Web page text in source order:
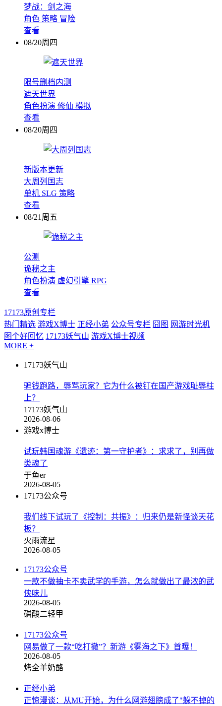
梦战：剑之海
角色 策略 冒险
查看
08/20周四
限号删档内测
遮天世界
角色扮演 修仙 模拟
查看
08/20周四
新版本更新
大周列国志
单机 SLG 策略
查看
08/21周五
公测
诡秘之主
角色扮演 虚幻引擎 RPG
查看
17173原创专栏
热门精选 游戏X博士 正经小弟 公众号专栏 囧图 网游时光机
图个好回忆 17173妖气山 游戏X博士视频
MORE +
17173妖气山
骗钱跑路，辱骂玩家？它为什么被钉在国产游戏耻辱柱
上？
17173妖气山
2026-08-06
游戏x博士
试玩韩国魂游《遗迹：第一守护者》：求求了，别再做
类魂了
于鱼er
2026-08-05
17173公众号
我们线下试玩了《控制：共振》：归来仍是新怪谈天花
板？
火雨流星
2026-08-05
17173公众号
一款不做抽卡不卖武学的手游，怎么就做出了最浓的武
侠味儿
2026-08-05
磷酸二轻甲
17173公众号
网易做了一款“吃打撤”？新游《雾海之下》首曝！
2026-08-05
烤全羊奶酪
正经小弟
正惊漫谈：从MU开始，为什么网游翅膀成了"躲不掉的